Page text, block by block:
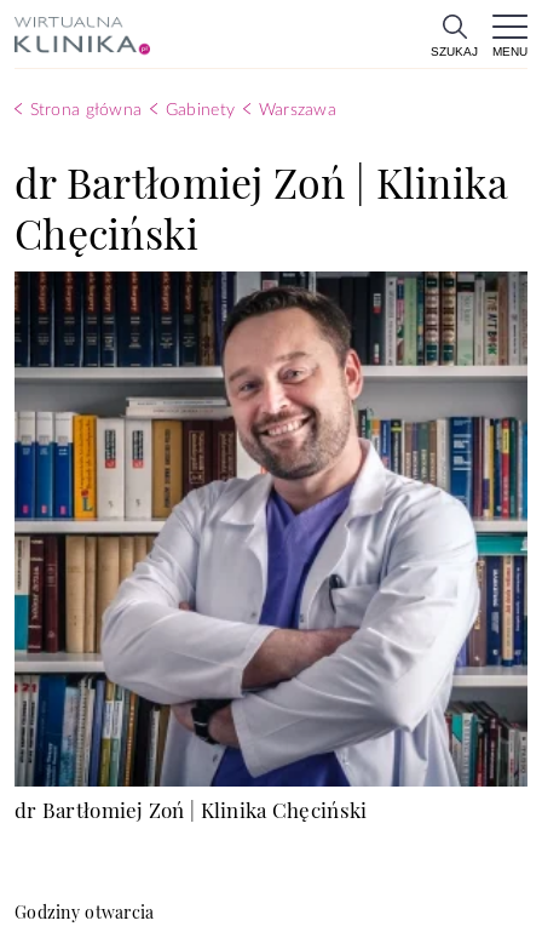
SZUKAJ MENU
Strona główna Gabinety Warszawa
dr Bartłomiej Zoń | Klinika
Chęciński
dr Bartłomiej Zoń | Klinika Chęciński
Godziny otwarcia